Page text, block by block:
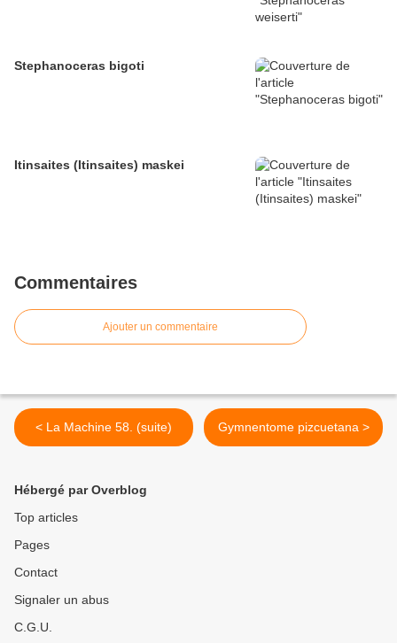
Stephanoceras bigoti
Itinsaites (Itinsaites) maskei
Commentaires
Ajouter un commentaire
< La Machine 58. (suite) Gymnentome pizcuetana >
Hébergé par Overblog
Top articles
Pages
Contact
Signaler un abus
C.G.U.